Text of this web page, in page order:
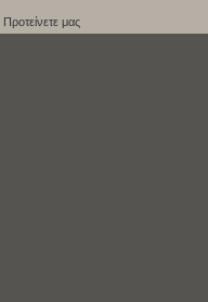
Προτείνετε μας